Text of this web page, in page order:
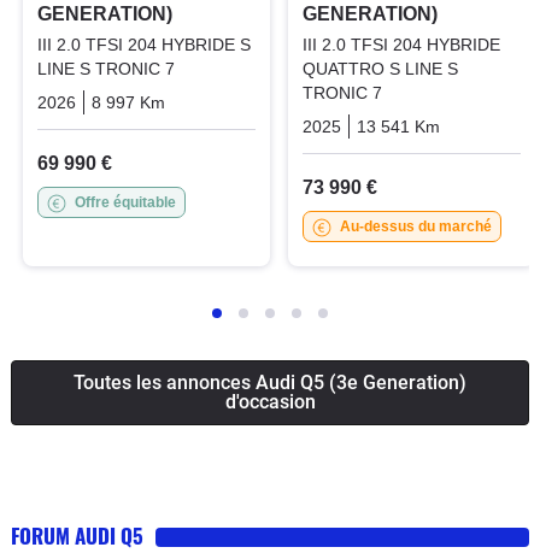
GENERATION)
III 2.0 TFSI 204 HYBRIDE S
LINE S TRONIC 7
2026
8 997 Km Essence
69 990 €
Offre équitable
GENERATION)
III 2.0 TFSI 204 HYBRIDE
QUATTRO S LINE S
TRONIC 7
2025
13 541 Km
73 990 €
Au-dessus du marché
Toutes les annonces Audi Q5 (3e Generation)
d'occasion
FORUM AUDI Q5